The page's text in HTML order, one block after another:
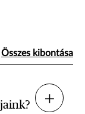
Összes kibontása